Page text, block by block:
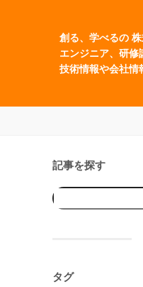
創る、学べるの
エンジニア、研修
技術情報や会社情
記事を探す
タグ